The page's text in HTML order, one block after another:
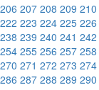
206 207 208 209 210
222 223 224 225 226
238 239 240 241 242
254 255 256 257 258
270 271 272 273 274
286 287 288 289 290